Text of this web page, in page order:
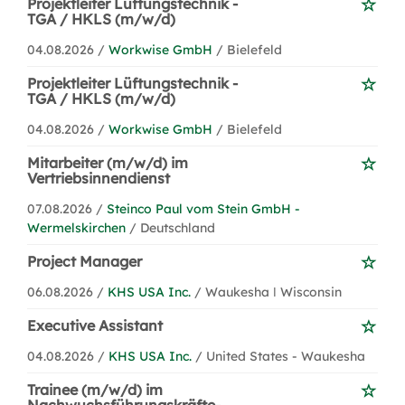
Projektleiter Lüftungstechnik -
TGA / HKLS (m/w/d)
04.08.2026 / Workwise GmbH / Bielefeld
Projektleiter Lüftungstechnik -
TGA / HKLS (m/w/d)
04.08.2026 / Workwise GmbH / Bielefeld
Mitarbeiter (m/w/d) im
Vertriebsinnendienst
07.08.2026 / Steinco Paul vom Stein GmbH -
Wermelskirchen / Deutschland
Project Manager
06.08.2026 / KHS USA Inc. / Waukesha ǀ Wisconsin
Executive Assistant
04.08.2026 / KHS USA Inc. / United States - Waukesha
Trainee (m/w/d) im